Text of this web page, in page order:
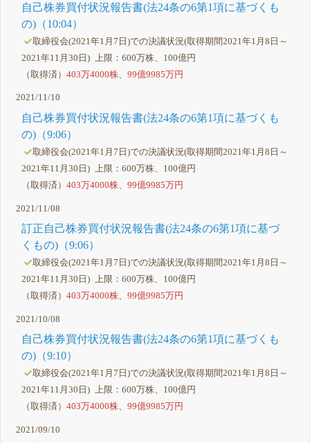
自己株券買付状況報告書(法24条の6第1項に基づくも
の)（10:04）
取締役会(2021年1月7日)での決議状況(取得期間2021年1月8日～
2021年11月30日) 上限：600万株、100億円
（取得済）403万4000株 、99億9985万円
2021/11/10
自己株券買付状況報告書(法24条の6第1項に基づくも
の)（9:06）
取締役会(2021年1月7日)での決議状況(取得期間2021年1月8日～
2021年11月30日) 上限：600万株、100億円
（取得済）403万4000株、99億9985万円
2021/11/08
訂正自己株券買付状況報告書(法24条の6第1項に基づ
くもの)（9:06）
取締役会(2021年1月7日)での決議状況(取得期間2021年1月8日～
2021年11月30日) 上限：600万株、100億円
（取得済）403万4000株、99億9985万円
2021/10/08
自己株券買付状況報告書(法24条の6第1項に基づくも
の)（9:10）
取締役会(2021年1月7日)での決議状況(取得期間2021年1月8日～
2021年11月30日) 上限：600万株、100億円
（取得済）403万4000株、99億9985万円
2021/09/10